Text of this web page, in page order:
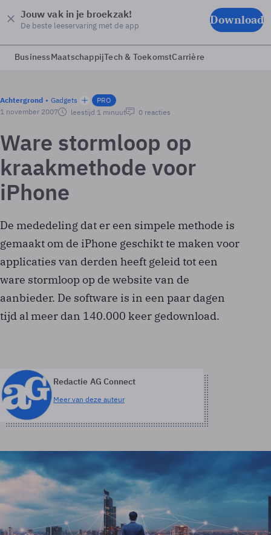
Jouw vak in je broekzak!
De beste leeservaring met de app Download
BusinessMaatschappijTech & ToekomstCarrière
Achtergrond Gadgets
PRO
1 november 2007
leestijd 1 minuut 0 reacties
Ware stormloop op
kraakmethode voor
iPhone
De mededeling dat er een simpele methode is
gemaakt om de iPhone geschikt te maken voor
applicaties van derden heeft geleid tot een
ware stormloop op de website van de
aanbieder. De software is in een paar dagen
tijd al meer dan 140.000 keer gedownload.
Redactie AG Connect
Meer van deze auteur